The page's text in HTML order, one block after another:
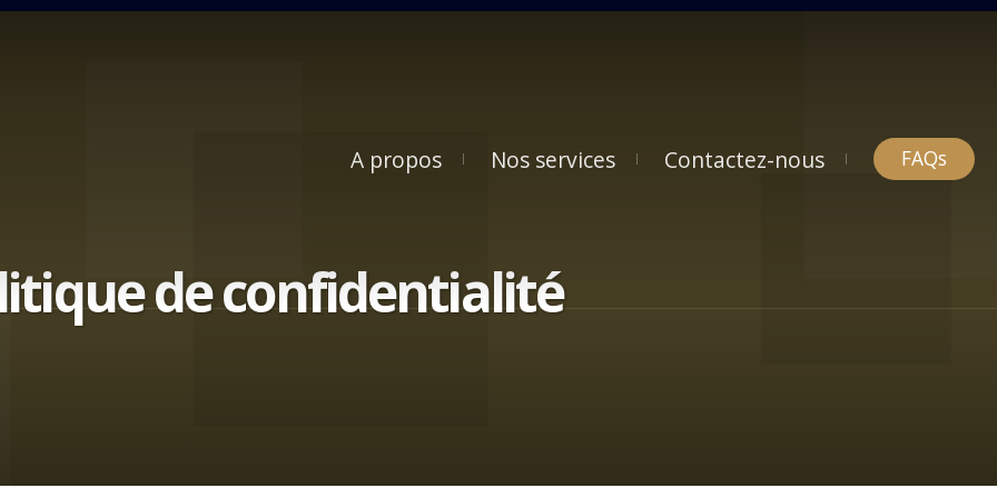
A propos Nos services Contactez-nous FAQs
de confidentialité